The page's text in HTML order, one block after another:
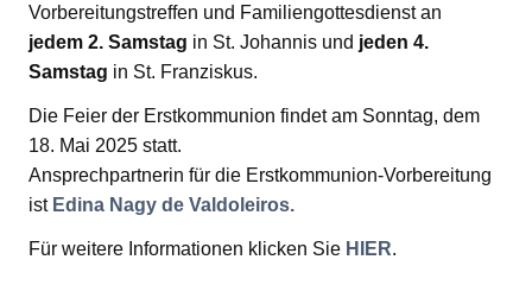
Vorbereitungstreffen und Familiengottesdienst an
jedem 2. Samstag in St. Johannis und jeden 4.
Samstag in St. Franziskus.
Die Feier der Erstkommunion findet am Sonntag, dem
18. Mai 2025 statt.
Ansprechpartnerin für die Erstkommunion-Vorbereitung
ist Edina Nagy de Valdoleiros.
Für weitere Informationen klicken Sie HIER.